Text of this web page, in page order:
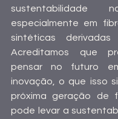
sustentabilidade
especialmente em
sintéticas derivadas
Acreditamos que
pensar no futuro
inovação, o que isso
próxima geração de
pode levar a